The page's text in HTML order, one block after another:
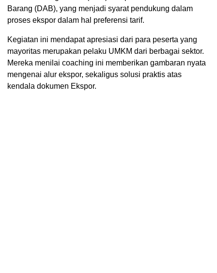
Barang (DAB), yang menjadi syarat pendukung dalam
proses ekspor dalam hal preferensi tarif.
Kegiatan ini mendapat apresiasi dari para peserta yang
mayoritas merupakan pelaku UMKM dari berbagai sektor.
Mereka menilai coaching ini memberikan gambaran nyata
mengenai alur ekspor, sekaligus solusi praktis atas
kendala dokumen Ekspor.